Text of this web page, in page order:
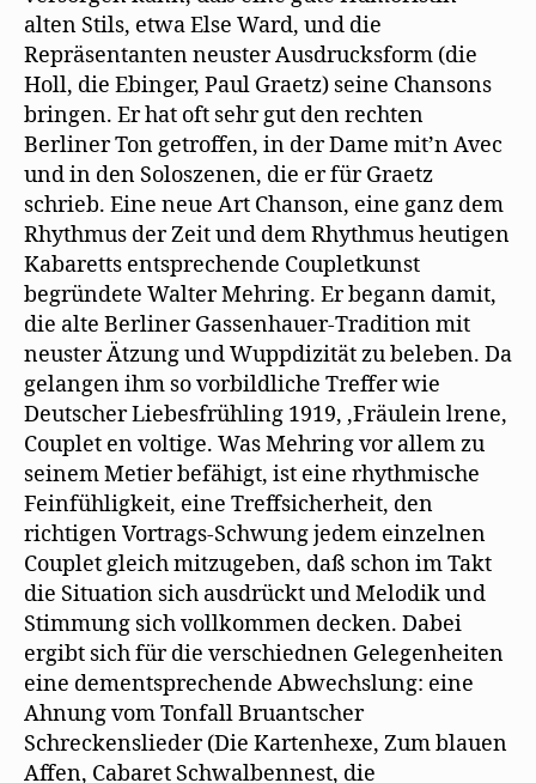
alten Stils, etwa Else Ward, und die
Repräsentanten neuster Ausdrucksform (die
Holl, die Ebinger, Paul Graetz) seine Chansons
bringen. Er hat oft sehr gut den rechten
Berliner Ton getroffen, in der Dame mit’n Avec
und in den Soloszenen, die er für Graetz
schrieb. Eine neue Art Chanson, eine ganz dem
Rhythmus der Zeit und dem Rhythmus heutigen
Kabaretts entsprechende Coupletkunst
begründete Walter Mehring. Er begann damit,
die alte Berliner Gassenhauer-Tradition mit
neuster Ätzung und Wuppdizität zu beleben. Da
gelangen ihm so vorbildliche Treffer wie
Deutscher Liebesfrühling 1919, ‚Fräulein lrene,
Couplet en voltige. Was Mehring vor allem zu
seinem Metier befähigt, ist eine rhythmische
Feinfühligkeit, eine Treffsicherheit, den
richtigen Vortrags-Schwung jedem einzelnen
Couplet gleich mitzugeben, daß schon im Takt
die Situation sich ausdrückt und Melodik und
Stimmung sich vollkommen decken. Dabei
ergibt sich für die verschiednen Gelegenheiten
eine dementsprechende Abwechslung: eine
Ahnung vom Tonfall Bruantscher
Schreckenslieder (Die Kartenhexe, Zum blauen
Affen, Cabaret Schwalbennest, die